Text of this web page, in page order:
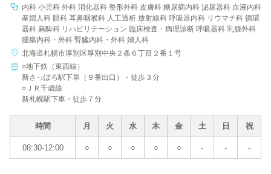
内科 小児科 外科 消化器科 整形外科 皮膚科 糖尿病内科 泌尿器科 血液内科
産婦人科 眼科 耳鼻咽喉科 人工透析 放射線科 呼吸器内科 リウマチ科 循環
器科 麻酔科 リハビリテーション 臨床検査・病理診断 呼吸器科 乳腺外科
腫瘍内科・外科 腎臓内科・外科 婦人科
北海道札幌市厚別区厚別中央２条６丁目２番１号
○地下鉄（東西線）
新さっぽろ駅下車（９番出口）・徒歩３分
○ＪＲ千歳線
新札幌駅下車・徒歩７分
時間 月 火 水 木 金 土 日 祝
08:30-12:00 ○ ○ ○ ○ ○ - - -